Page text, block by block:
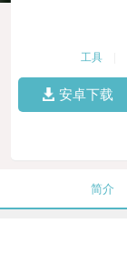
工具
安卓下载
简介